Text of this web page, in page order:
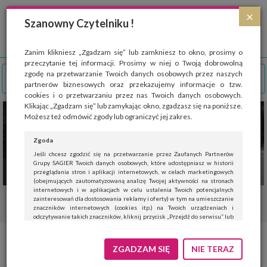
×
Szanowny Czytelniku !
Zanim klikniesz „Zgadzam się” lub zamkniesz to okno, prosimy o
przeczytanie tej informacji. Prosimy w niej o Twoją dobrowolną
zgodę na przetwarzanie Twoich danych osobowych przez naszych
partnerów biznesowych oraz przekazujemy informacje o tzw.
cookies i o przetwarzaniu przez nas Twoich danych osobowych.
Klikając „Zgadzam się” lub zamykając okno, zgadzasz się na poniższe.
Możesz też odmówić zgody lub ograniczyć jej zakres.
Zgoda
Jeśli chcesz zgodzić się na przetwarzanie przez Zaufanych Partnerów
Grupy SAGIER Twoich danych osobowych, które udostępniasz w historii
przeglądania stron i aplikacji internetowych, w celach marketingowych
(obejmujących zautomatyzowaną analizę Twojej aktywności na stronach
internetowych i w aplikacjach w celu ustalenia Twoich potencjalnych
zainteresowań dla dostosowania reklamy i oferty) w tym na umieszczanie
znaczników internetowych (cookies itp.) na Twoich urządzeniach i
odczytywanie takich znaczników, kliknij przycisk „Przejdź do serwisu” lub
Jeśli nie chcesz wyrazić zgody, kliknij „Nie teraz”.
Wyrażenie zgody jest dobrowolne. Możesz edytować zakres zgody, w tym
ZGADZAM SIĘ NIE TERAZ
Strona wykorzystuje pliki cookies, które służą głównie do celów statystycznych.
Wyrażając zgodę na używanie 'cookies', zezwalasz na zapisanie ich w pamięci
przeglądarki. Przejdź do
polityki cookies
Zupełnie nowa Mazda6e gdzie